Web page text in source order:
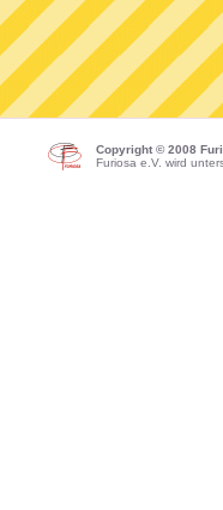
Copyright © 2008
Furiosa e.V. wird